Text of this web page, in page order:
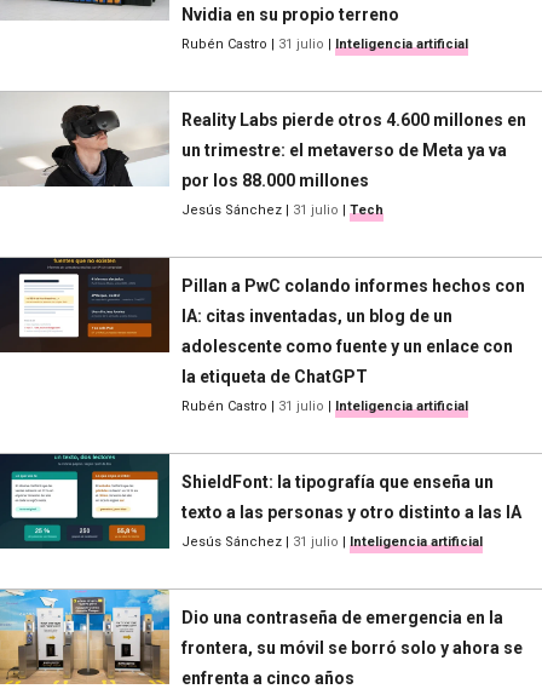
Nvidia en su propio terreno
Rubén Castro | 31 julio | Inteligencia artificial
Reality Labs pierde otros 4.600 millones en
un trimestre: el metaverso de Meta ya va
por los 88.000 millones
Jesús Sánchez | 31 julio | Tech
Pillan a PwC colando informes hechos con
IA: citas inventadas, un blog de un
adolescente como fuente y un enlace con
la etiqueta de ChatGPT
Rubén Castro | 31 julio | Inteligencia artificial
ShieldFont: la tipografía que enseña un
texto a las personas y otro distinto a las IA
Jesús Sánchez | 31 julio | Inteligencia artificial
Dio una contraseña de emergencia en la
frontera, su móvil se borró solo y ahora se
enfrenta a cinco años